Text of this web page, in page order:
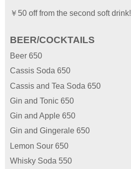
￥50 off from the second soft drink!
BEER/COCKTAILS
Beer 650
Cassis Soda 650
Cassis and Tea Soda 650
Gin and Tonic 650
Gin and Apple 650
Gin and Gingerale 650
Lemon Sour 650
Whisky Soda 550